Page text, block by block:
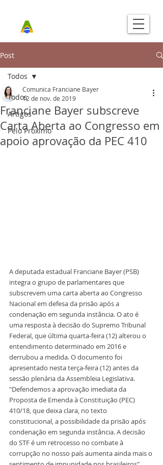
Post
Todos
Artigos
Pelo Próximo
Todos
Franciane Bayer subscreve
Carta Aberta ao Congresso em
apoio aprovação da PEC 410
Comunica Franciane Bayer
12 de nov. de 2019
A deputada estadual Franciane Bayer (PSB)
integra o grupo de parlamentares que
subscrevem uma carta aberta ao Congresso
Nacional em defesa da prisão após a
condenação em segunda instância. O ato é
uma resposta à decisão do Supremo Tribunal
Federal, que última quarta-feira (12) alterou o
entendimento determinado em 2016 e
derrubou a medida. O documento foi
apresentado nesta terça-feira (12) antes da
sessão plenária da Assembleia Legislativa.
"Defendemos a aprovação imediata da
Proposta de Emenda à Constituição (PEC)
410/18, que deixa clara, no texto
constitucional, a possibilidade da prisão após
condenação em segunda instância. A decisão
do STF é um retrocesso no combate à
corrupção no nosso país aumenta ainda mais o